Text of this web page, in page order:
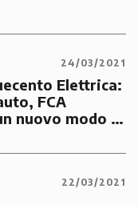
24/03/2021
Elettrica:
FCA
nuovo modo di
22/03/2021